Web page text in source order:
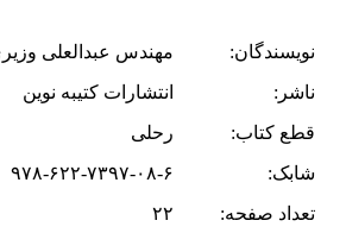
نویسندگان:
مهندس عبدالعلی
ناشر:
انتشارات کتیبه نوین
قطع کتاب:
رحلی
شابک:
۹۷۸-۶۲۲-۷۳۹۷-۰۸-۶
تعداد صفحه:
۲۲